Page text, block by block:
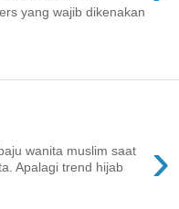
yang wajib dikenakan
›
wanita muslim saat
Apalagi trend hijab